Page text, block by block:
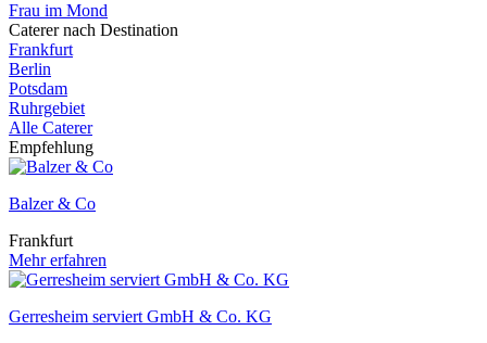
Frau im Mond
Caterer nach Destination
Frankfurt
Berlin
Potsdam
Ruhrgebiet
Alle Caterer
Empfehlung
Balzer & Co
Frankfurt
Mehr erfahren
Gerresheim serviert GmbH & Co. KG